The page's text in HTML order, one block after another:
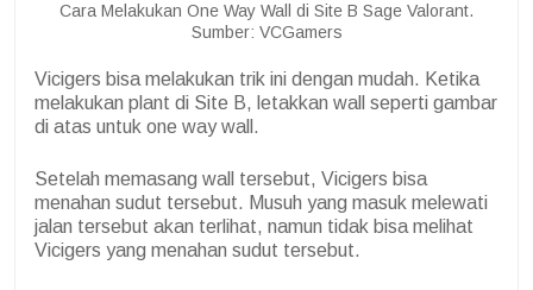
Cara Melakukan One Way Wall di Site B Sage Valorant.
Sumber: VCGamers
Vicigers bisa melakukan trik ini dengan mudah. Ketika
melakukan plant di Site B, letakkan wall seperti gambar
di atas untuk one way wall.
Setelah memasang wall tersebut, Vicigers bisa
menahan sudut tersebut. Musuh yang masuk melewati
jalan tersebut akan terlihat, namun tidak bisa melihat
Vicigers yang menahan sudut tersebut.